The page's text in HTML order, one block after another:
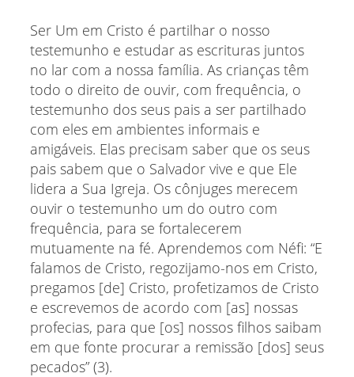
Ser Um em Cristo é partilhar o nosso
testemunho e estudar as escrituras juntos
no lar com a nossa família. As crianças têm
todo o direito de ouvir, com frequência, o
testemunho dos seus pais a ser partilhado
com eles em ambientes informais e
amigáveis. Elas precisam saber que os seus
pais sabem que o Salvador vive e que Ele
lidera a Sua Igreja. Os cônjuges merecem
ouvir o testemunho um do outro com
frequência, para se fortalecerem
mutuamente na fé. Aprendemos com Néfi: “E
falamos de Cristo, regozijamo-nos em Cristo,
pregamos [de] Cristo, profetizamos de Cristo
e escrevemos de acordo com [as] nossas
profecias, para que [os] nossos filhos saibam
em que fonte procurar a remissão [dos] seus
pecados” (3).